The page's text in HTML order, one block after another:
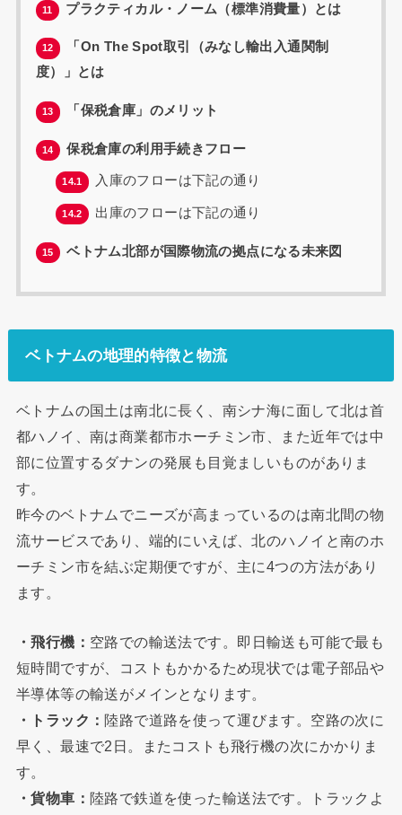
11 プラクティカル・ノーム（標準消費量）とは
12
「On The Spot取引（みなし輸出入通関制
度）」とは
13 「保税倉庫」のメリット
14 保税倉庫の利用手続きフロー
14.1 入庫のフローは下記の通り
14.2 出庫のフローは下記の通り
15 ベトナム北部が国際物流の拠点になる未来図
ベトナムの地理的特徴と物流
ベトナムの国土は南北に長く、南シナ海に面して北は首
都ハノイ、南は商業都市ホーチミン市、また近年では中
部に位置するダナンの発展も目覚ましいものがありま
す。
昨今のベトナムでニーズが高まっているのは南北間の物
流サービスであり、端的にいえば、北のハノイと南のホ
ーチミン市を結ぶ定期便ですが、主に4つの方法があり
ます。
・飛行機： 空路での輸送法です。即日輸送も可能で最も
短時間ですが、コストもかかるため現状では電子部品や
半導体等の輸送がメインとなります。
・トラック： 陸路で道路を使って運びます。空路の次に
早く、最速で2日。またコストも飛行機の次にかかりま
す。
・貨物車： 陸路で鉄道を使った輸送法です。トラックよ